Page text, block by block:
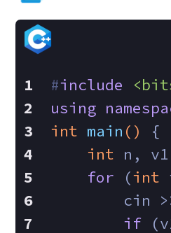
#include
using
int main ()
{
int n,
for (int
cin
if